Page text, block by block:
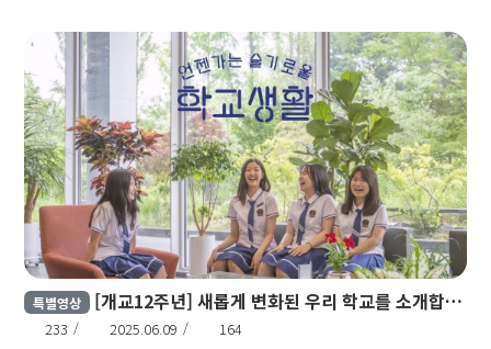
특별영상 [개교12주년] 새롭게 변화된 우리 학교를 소개합니다!
233 2025.06.09 164